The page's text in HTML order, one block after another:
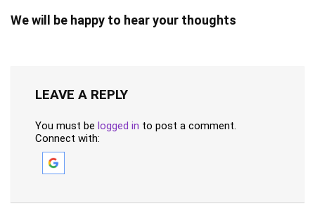
We will be happy to hear your thoughts
LEAVE A REPLY
You must be logged in to post a comment.
Connect with: